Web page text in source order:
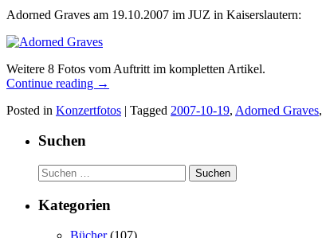
Adorned Graves am 19.10.2007 im JUZ in Kaiserslautern:
Weitere 8 Fotos vom Auftritt im kompletten Artikel.
Continue reading →
Posted in Konzertfotos | Tagged 2007-10-19, Adorned Graves,
Suchen
Suchen
nach:
Kategorien